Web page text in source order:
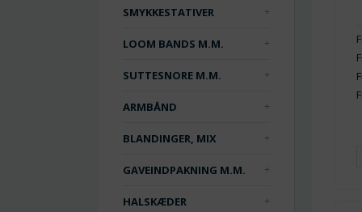
SMYKKESTATIVER
LOOM BANDS M.M.
SUTTESNORE M.M.
ARMBÅND
BLANDINGER, MIX
GAVEINDPAKNING M.M.
HALSKÆDER